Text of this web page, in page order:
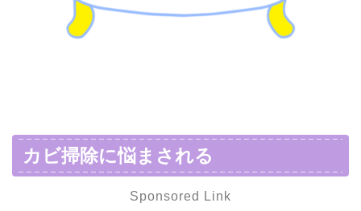
カビ掃除に悩まされる
Sponsored Link